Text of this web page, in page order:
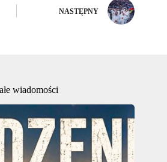
NASTĘPNY
wiadomości